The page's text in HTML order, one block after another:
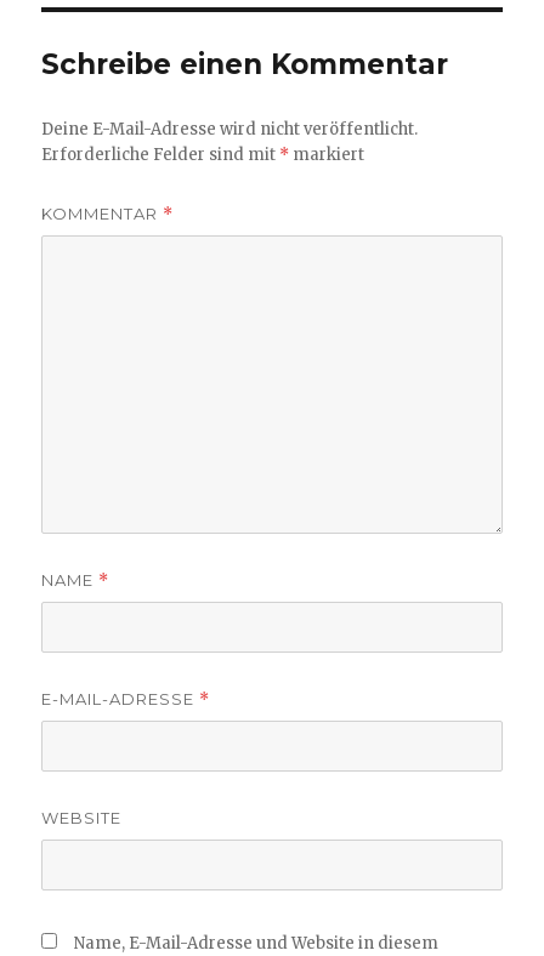
Schreibe einen Kommentar
Deine E-Mail-Adresse wird nicht veröffentlicht.
Erforderliche Felder sind mit * markiert
KOMMENTAR *
NAME *
E-MAIL-ADRESSE *
WEBSITE
Name, E-Mail-Adresse und Website in diesem